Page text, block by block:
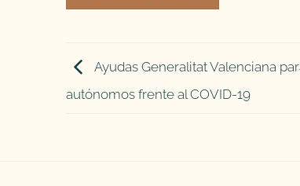
Ayudas Generalitat Valenciana
autónomos frente al COVID-19